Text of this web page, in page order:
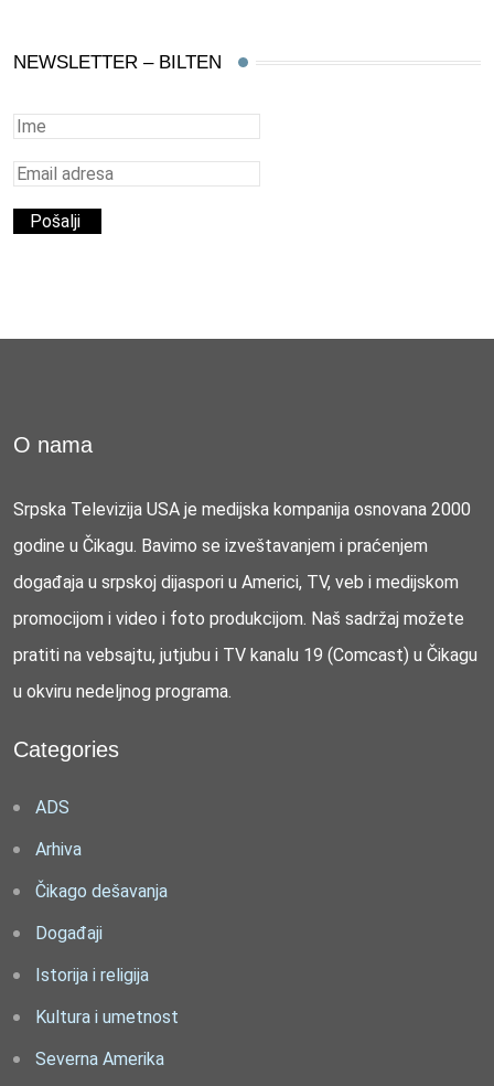
NEWSLETTER – BILTEN
O nama
Srpska Televizija USA je medijska kompanija osnovana 2000
godine u Čikagu. Bavimo se izveštavanjem i praćenjem
događaja u srpskoj dijaspori u Americi, TV, veb i medijskom
promocijom i video i foto produkcijom. Naš sadržaj možete
pratiti na vebsajtu, jutjubu i TV kanalu 19 (Comcast) u Čikagu
u okviru nedeljnog programa.
Categories
ADS
Arhiva
Čikago dešavanja
Događaji
Istorija i religija
Kultura i umetnost
Severna Amerika